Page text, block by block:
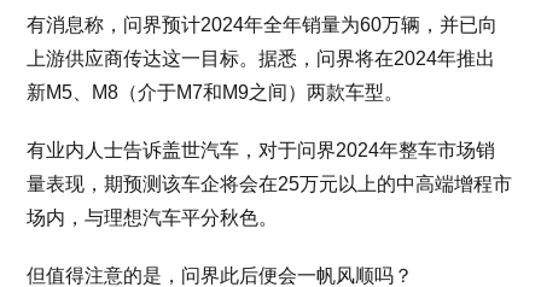
有消息称，问界预计2024年全年销量为60万辆，并已向
上游供应商传达这一目标。据悉，问界将在2024年推出
新M5、M8（介于M7和M9之间）两款车型。
有业内人士告诉盖世汽车，对于问界2024年整车市场销
量表现，期预测该车企将会在25万元以上的中高端增程市
场内，与理想汽车平分秋色。
但值得注意的是，问界此后便会一帆风顺吗？